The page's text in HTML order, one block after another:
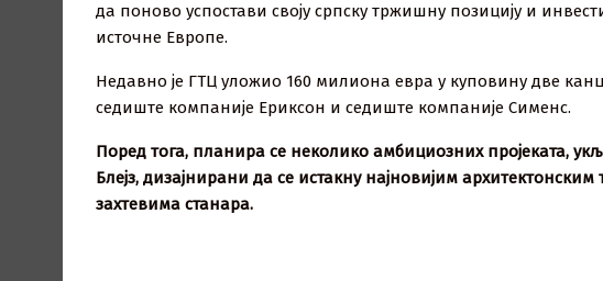
да поново успостави своју српску тржишну позицију и
источне Европе.
Недавно је ГТЦ уложио 160 милиона евра у куповину две
седиште компаније Ериксон и седиште компаније Сименс.
Поред тога, планира се неколико амбициозних пројеката,
Блејз, дизајнирани да се истакну најновијим
захтевима станара.